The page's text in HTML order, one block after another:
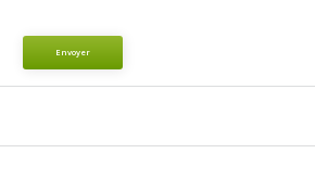
Envoyer